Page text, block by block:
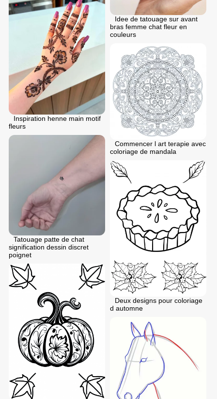
Idee de tatouage sur avant
bras femme chat fleur en
couleurs
Inspiration henne main motif
fleurs
Commencer l art terapie avec
coloriage de mandala
Tatouage patte de chat
signification dessin discret
poignet
Deux designs pour coloriage
d automne